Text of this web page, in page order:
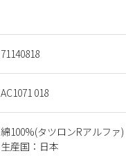
71140818
AC1071 018
綿100%(タツロンRアルファ)
生産国：日本